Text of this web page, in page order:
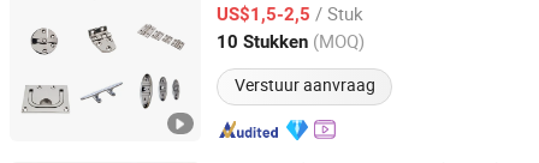
Boot, Jacht, Zeilboot en Vissersvaartuig
US$1,5-2,5 / Stuk
10 Stukken (MOQ)
Verstuur aanvraag
Shandong, China Sinds 2026